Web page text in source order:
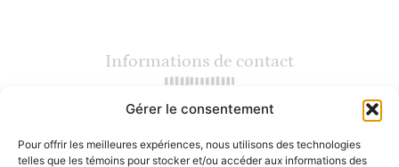
Gérer le consentement
Pour offrir les meilleures expériences, nous utilisons des technologies
telles que les témoins pour stocker et/ou accéder aux informations des
Informations de contact
(450) 964-5286 (Terrebonne)
info@lesgourmets.ca